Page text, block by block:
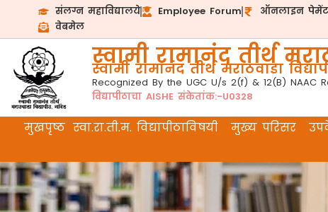
संलग्न महाविद्यालये Employee Forum
ऑनलाइन पेमेंट
वेबमेल
स्वामी रामानंद तीर्थ
स्वामी रामानंद तीर्थ मराठवाडा
Recognized By the UGC U/s 2(f) & 12(B) NAAC
विद्यापीठाचा AISHE संकेतांक:-U0328
मुखपृष्ठ स्वा.रा.ती.म. विद्यापीठाविषयी मुख्य परिसर